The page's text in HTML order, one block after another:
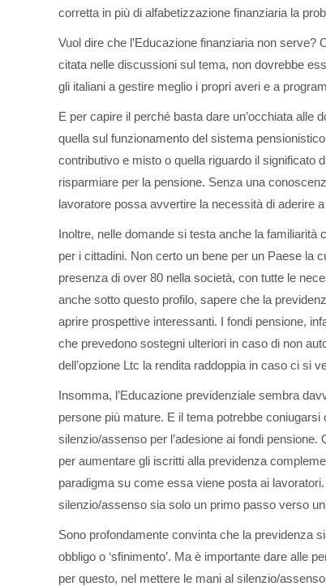
corretta in più di alfabetizzazione finanziaria la
Vuol dire che l’Educazione finanziaria non
citata nelle discussioni sul tema, non dovrebbe
gli italiani a gestire meglio i propri averi e a
E per capire il perché basta dare un’occhiata alle
quella sul funzionamento del sistema
contributivo e misto o quella riguardo il significato
risparmiare per la pensione. Senza una
lavoratore possa avvertire la necessità di aderire
Inoltre, nelle domande si testa anche la
per i cittadini. Non certo un bene per un Paese la
presenza di over 80 nella società, con tutte le
anche sotto questo profilo, sapere che la
aprire prospettive interessanti. I fondi pensione,
che prevedono sostegni ulteriori in caso di non
dell’opzione Ltc la rendita raddoppia in caso ci si
Insomma, l’Educazione previdenziale sembra
persone più mature. E il tema potrebbe
silenzio/assenso per l’adesione ai fondi
per aumentare gli iscritti alla previdenza
paradigma su come essa viene posta ai
silenzio/assenso sia solo un primo passo verso
Sono profondamente convinta che la previdenza
obbligo o ‘sfinimento’. Ma è importante dare alle
per questo, nel mettere le mani al silenzio/